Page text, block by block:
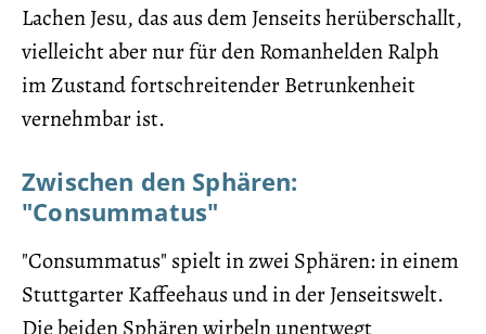
Lachen Jesu, das aus dem Jenseits herüberschallt,
vielleicht aber nur für den Romanhelden Ralph
im Zustand fortschreitender Betrunkenheit
vernehmbar ist.
Zwischen den Sphären:
"Consummatus"
"Consummatus" spielt in zwei Sphären: in einem
Stuttgarter Kaffeehaus und in der Jenseitswelt.
Die beiden Sphären wirbeln unentwegt